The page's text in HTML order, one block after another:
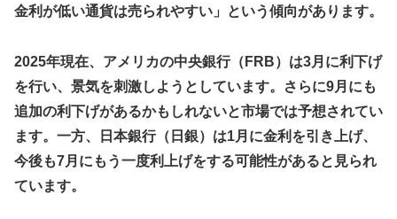
金利が低い通貨は売られやすい」という傾向があります。
2025年現在、アメリカの中央銀行（FRB）は3月に利下げ
を行い、景気を刺激しようとしています。さらに9月にも
追加の利下げがあるかもしれないと市場では予想されてい
ます。一方、日本銀行（日銀）は1月に金利を引き上げ、
今後も7月にもう一度利上げをする可能性があると見られ
ています。